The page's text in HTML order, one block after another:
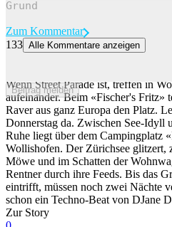
Beitrag melden
Zum Kommentar
133 Alle Kommentare anzeigen
Wenn Street Parade ist, treffen in
aufeinander. Beim «Fischer's Fritz»
Raver aus ganz Europa den Platz.
Donnerstag da. Zwischen See-Idyll
Ruhe liegt über dem Campingplatz
Wollishofen. Der Zürichsee glitzert,
Möwe und im Schatten der
Rentner durch ihre Feeds. Bis das
eintrifft, müssen noch zwei Nächte
schon ein Techno-Beat von DJane
Zur Story